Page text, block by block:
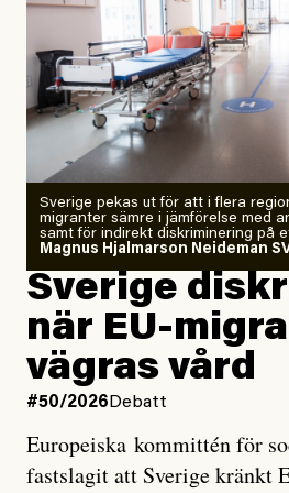
”Fram till i dag”, skriver han.
Årets El Niño kan
starkaste som
Zeke Hausfather är chockad
analyserat hur de olika
läget för hur den begynnande El
utveckla sig. El Niño är ett
väderfenomen som uppstår när
Stilla havet blir ovanligt varmt.
över stora delar av världen och
forskare allt oftare varnat för att
Det verkar vara en underdrift,
Sverige pekas ut för att i flera
migranter sämre i jämförelse med
samt för indirekt diskriminering på
Magnus Hjalmarson Neideman
Sverige
när EU-
vägras vård
#50/2026 Debatt
Europeiska kommittén för
fastslagit att Sverige kränkt